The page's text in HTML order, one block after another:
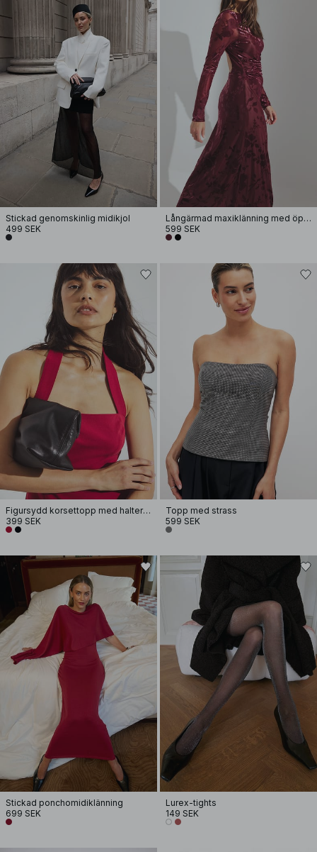
Stickad genomskinlig midikjol
499 SEK
Långärmad maxiklänning med öppen rygg
599 SEK
Figursydd korsettopp med halterneck
399 SEK
Topp med strass
599 SEK
Stickad ponchomidiklänning
699 SEK
Lurex-tights
149 SEK